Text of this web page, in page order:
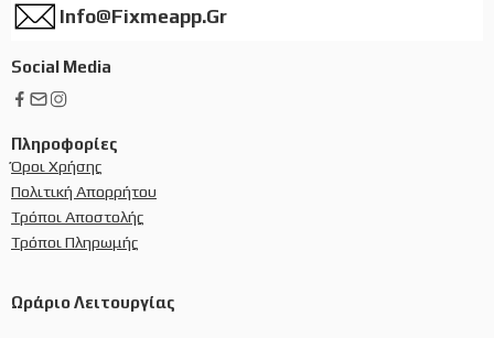
Info@fixmeapp.gr
Social Media
Πληροφορίες
Όροι Χρήσης
Πολιτική Απορρήτου
Τρόποι Αποστολής
Τρόποι Πληρωμής
Ωράριο Λειτουργίας